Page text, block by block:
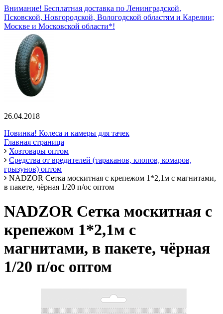
Внимание! Бесплатная доставка по Ленинградской,
Псковской, Новгородской, Вологодской областям и Карелии;
Москве и Московской области*!
26.04.2018
Новинка! Колеса и камеры для тачек
Главная страница
Хозтовары оптом
Средства от вредителей (тараканов, клопов, комаров,
грызунов) оптом
NADZOR Сетка москитная с крепежом 1*2,1м с магнитами,
в пакете, чёрная 1/20 п/ос оптом
NADZOR Сетка москитная с
крепежом 1*2,1м с
магнитами, в пакете, чёрная
1/20 п/ос оптом